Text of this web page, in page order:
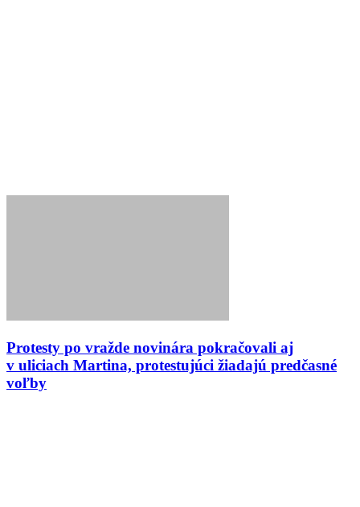
Protesty po vražde novinára pokračovali aj
v uliciach Martina, protestujúci žiadajú predčasné
voľby